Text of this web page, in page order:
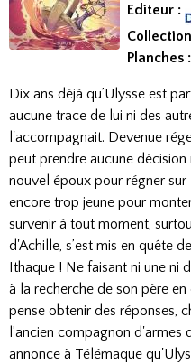
Editeur :
Planches
Dix ans déjà qu’Ulysse est
aucune trace de lui ni des
l'accompagnait. Devenue
peut prendre aucune
nouvel époux pour régner
encore trop jeune pour
survenir à tout moment,
d'Achille, s’est mis en quête
Ithaque ! Ne faisant ni une ni
à la recherche de son père
pense obtenir des réponses,
l’ancien compagnon
annonce à Télémaque